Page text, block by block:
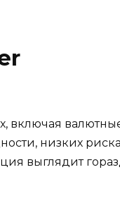
включая
низких
выглядит